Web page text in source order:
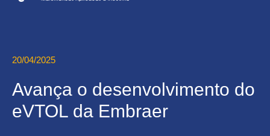
20/04/2025
Avança o desenvolvimento do
eVTOL da Embraer